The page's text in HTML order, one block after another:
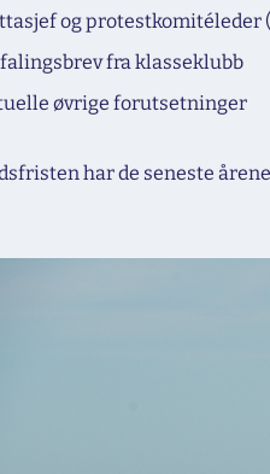
og protestkomitéleder
fra klasseklubb
øvrige forutsetninger
har de seneste